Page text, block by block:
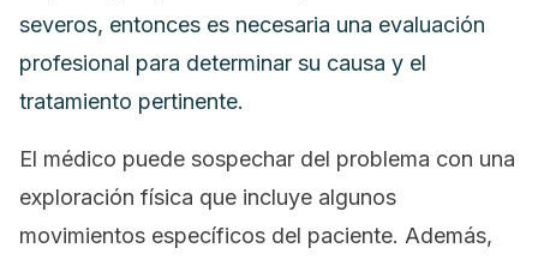
severos, entonces es necesaria una evaluación
profesional para determinar su causa y el
tratamiento pertinente.
El médico puede sospechar del problema con una
exploración física que incluye algunos
movimientos específicos del paciente. Además,